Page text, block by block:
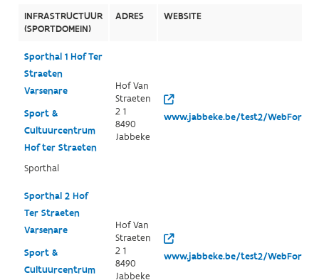
INFRASTRUCTUUR
(SPORTDOMEIN)
ADRES WEBSITE
Sporthal 1 Hof Ter
Straeten
Varsenare
Sport &
Cultuurcentrum
Hof ter Straeten
Sporthal
Hof Van
Straeten
2 1
8490
Jabbeke
www.jabbeke.be/test2/
Sporthal 2 Hof
Ter Straeten
Varsenare
Sport &
Cultuurcentrum
Hof Van
Straeten
2 1
8490
Jabbeke
www.jabbeke.be/test2/